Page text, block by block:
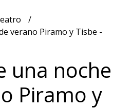
verano Piramo y Tisbe -
una noche
Piramo y